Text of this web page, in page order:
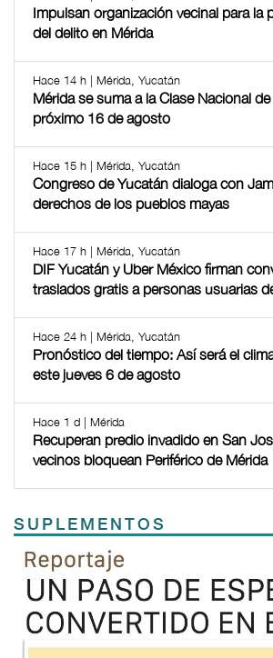
Impulsan organización vecinal para la
del delito en Mérida
Hace 14 h | Mérida, Yucatán
Mérida se suma a la Clase Nacional
próximo 16 de agosto
Hace 15 h | Mérida, Yucatán
Congreso de Yucatán dialoga con
derechos de los pueblos mayas
Hace 17 h | Mérida, Yucatán
DIF Yucatán y Uber México firman
traslados gratis a personas usuarias
Hace 24 h | Mérida, Yucatán
Pronóstico del tiempo: Así será el
este jueves 6 de agosto
Hace 1 d | Mérida
Recuperan predio invadido en San
vecinos bloquean Periférico de Mérida
SUPLEMENTOS
Previous
TODOS LOS